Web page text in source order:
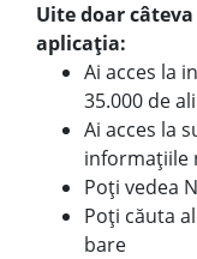
Uite doar
aplicația:
Ai acces la
35.000 de
Ai acces la
informațiile
Poți vedea
Poți căuta
bare